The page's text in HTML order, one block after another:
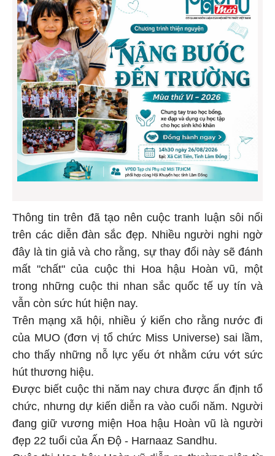
Thông tin trên đã tạo nên cuộc tranh luận sôi nổi
trên các diễn đàn sắc đẹp. Nhiều người nghi ngờ
đây là tin giả và cho rằng, sự thay đổi này sẽ đánh
mất "chất" của cuộc thi Hoa hậu Hoàn vũ, một
trong những cuộc thi nhan sắc quốc tế uy tín và
vẫn còn sức hút hiện nay.
Trên mạng xã hội, nhiều ý kiến cho rằng nước đi
của MUO (đơn vị tổ chức Miss Universe) sai lầm,
cho thấy những nỗ lực yếu ớt nhằm cứu vớt sức
hút thương hiệu.
Được biết cuộc thi năm nay chưa được ấn định tổ
chức, nhưng dự kiến diễn ra vào cuối năm. Người
đang giữ vương miện Hoa hậu Hoàn vũ là người
đẹp 22 tuổi của Ấn Độ - Harnaaz Sandhu.